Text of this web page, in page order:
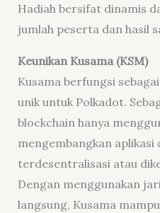
Hadiah bersifat dinamis
jumlah peserta dan hasil
Keunikan Kusama (KSM)
Kusama berfungsi
unik untuk Polkadot.
blockchain hanya
mengembangkan aplikasi
terdesentralisasi atau
Dengan menggunakan
langsung, Kusama